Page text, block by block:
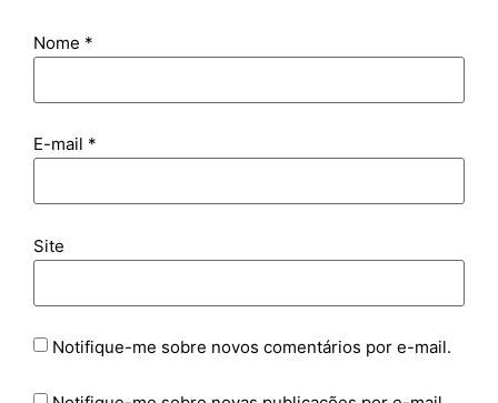
Nome *
E-mail *
Site
Notifique-me sobre novos comentários por e-mail.